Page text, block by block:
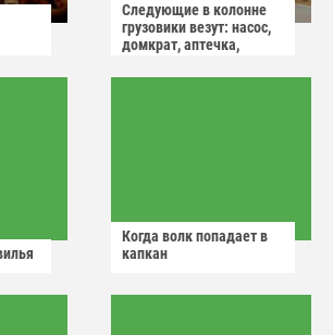
Следующие в колонне
грузовики везут: насос,
домкрат, аптечка,
Когда волк попадает в
капкан